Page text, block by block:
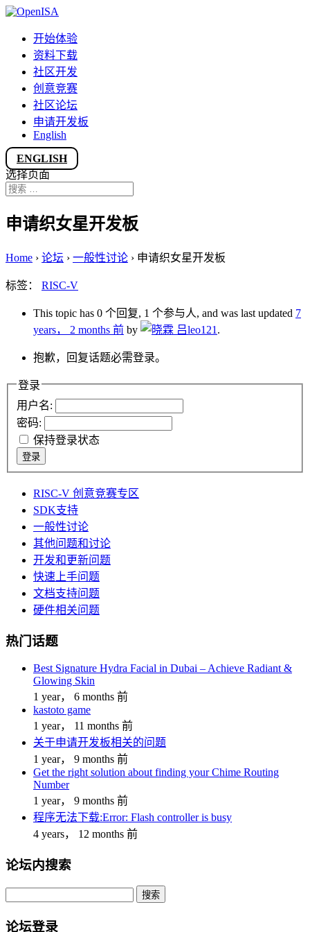
开始体验
资料下载
社区开发
创意竞赛
社区论坛
申请开发板
English
ENGLISH
选择页面
申请织女星开发板
Home › 论坛 › 一般性讨论 › 申请织女星开发板
标签： RISC-V
This topic has 0 个回复, 1 个参与人, and was last updated 7
years， 2 months 前 by leo121 .
抱歉，回复话题必需登录。
登录
用户名:
密码:
保持登录状态
登录
RISC-V 创意竞赛专区
SDK支持
一般性讨论
其他问题和讨论
开发和更新问题
快速上手问题
文档支持问题
硬件相关问题
热门话题
Best Signature Hydra Facial in Dubai – Achieve Radiant &
Glowing Skin
1 year， 6 months 前
kastoto game
1 year， 11 months 前
关于申请开发板相关的问题
1 year， 9 months 前
Get the right solution about finding your Chime Routing
Number
1 year， 9 months 前
程序无法下载:Error: Flash controller is busy
4 years， 12 months 前
论坛内搜索
论坛登录